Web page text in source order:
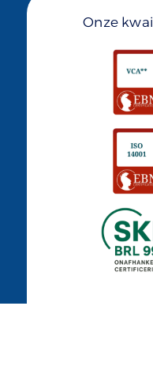
Onze